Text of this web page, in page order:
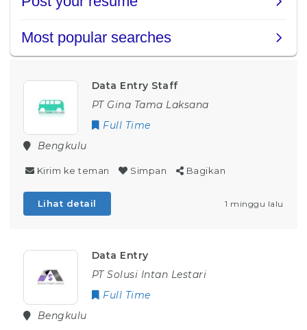
Data Entry Staff
PT Gina Tama Laksana
Full Time
Bengkulu
Kirim ke teman Simpan Bagikan
Lihat detail 1 minggu lalu
Data Entry
PT Solusi Intan Lestari
Full Time
Bengkulu